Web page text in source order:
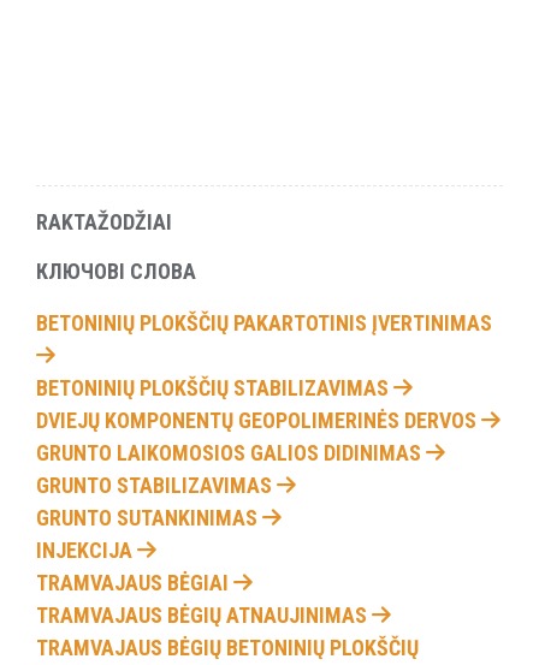
RAKTAŽODŽIAI
КЛЮЧОВІ СЛОВА
BETONINIŲ PLOKŠČIŲ PAKARTOTINIS ĮVERTINIMAS
BETONINIŲ PLOKŠČIŲ STABILIZAVIMAS
DVIEJŲ KOMPONENTŲ GEOPOLIMERINĖS DERVOS
GRUNTO LAIKOMOSIOS GALIOS DIDINIMAS
GRUNTO STABILIZAVIMAS
GRUNTO SUTANKINIMAS
INJEKCIJA
TRAMVAJAUS BĖGIAI
TRAMVAJAUS BĖGIŲ ATNAUJINIMAS
TRAMVAJAUS BĖGIŲ BETONINIŲ PLOKŠČIŲ